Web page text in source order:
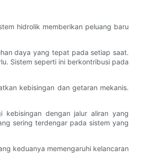
hidrolik memberikan peluang baru
daya yang tepat pada setiap saat.
Sistem seperti ini berkontribusi pada
kebisingan dan getaran mekanis.
kebisingan dengan jalur aliran yang
sering terdengar pada sistem yang
keduanya memengaruhi kelancaran